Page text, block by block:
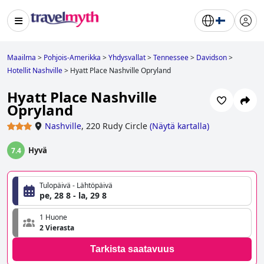
Maailma > Pohjois-Amerikka >Yhdysvallat>Tennessee> Davidson>
Hotellit Nashville> Hyatt Place Nashville Opryland
Hyatt Place Nashville
Opryland
Nashville, 220 Rudy Circle (Näytä kartalla)
7.4 Hyvä
Tulopäivä - Lähtöpäivä
pe, 28 8 - la, 29 8
1 Huone
2 Vierasta
Tarkista saatavuus